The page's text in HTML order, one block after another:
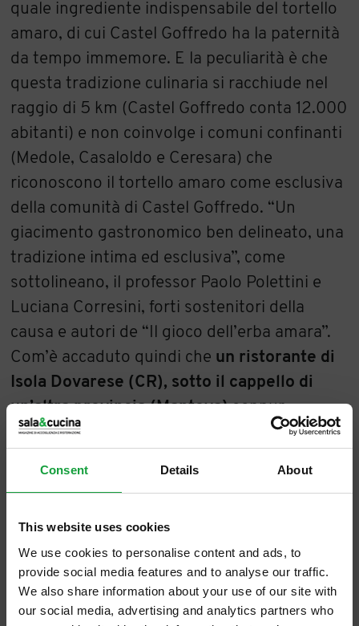
Consent Details About
This website uses cookies
We use cookies to personalise content and ads, to
provide social media features and to analyse our traffic.
We also share information about your use of our site with
our social media, advertising and analytics partners who
quale ingrediente indispensabile del tortello
amaro, di cui Castel Goffredo ha la paternità
da tempo immemore. E la peculiarità è che
questa tradizione culinaria si racchiude nel
raggio di 5 km (Castel Goffredo conta 12.000
abitanti) e non coinvolge i comuni confinanti
(Medole, Casaloldo e Ceresara) che
riconoscono il tortello amaro come esclusiva
della comunità di Castel Goffredo. “Un
giacimento gastronomico ben delineato, una
tradizione intima ed esclusiva”, come
sottolineano, il professor Paolo Polettini e
Luciana Corresini, forti sostenitori della
causa e autori de “Il gioco dell’erba amara”.
Com’è accaduto quindi che un ristorante di
Isola Dovarese (CR), sotto il cappello di
un’altra provincia (Mantova)seppur
chilometricamente non così distante (una
L’idea di tre amiche
In un pomeriggio di 26 anni fa tre amiche,
Lara,LucianaeRossandradella Pro Loco di
Castel Goffredo
nel sorseggiare un tè